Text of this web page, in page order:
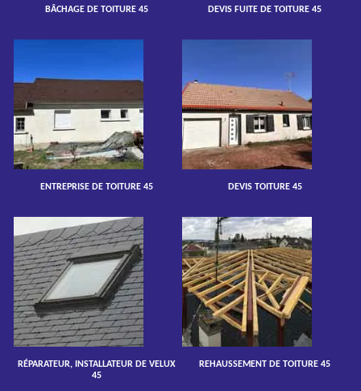
BÂCHAGE DE TOITURE 45 DEVIS FUITE DE TOITURE 45
ENTREPRISE DE TOITURE 45 DEVIS TOITURE 45
RÉPARATEUR, INSTALLATEUR DE VELUX
45
REHAUSSEMENT DE TOITURE 45